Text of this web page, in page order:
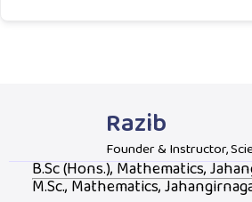
Razib
Founder & Instructor,
B.Sc (Hons.), Mathematics,
M.Sc., Mathematics,